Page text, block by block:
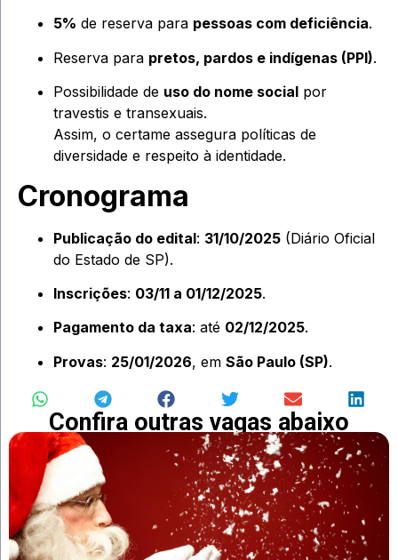
5% de reserva para pessoas com deficiência.
Reserva para pretos, pardos e indígenas (PPI).
Possibilidade de uso do nome social por
travestis e transexuais.
Assim, o certame assegura políticas de
diversidade e respeito à identidade.
Cronograma
Publicação do edital: 31/10/2025 (Diário Oficial
do Estado de SP).
Inscrições: 03/11 a 01/12/2025.
Pagamento da taxa: até 02/12/2025.
Provas: 25/01/2026, em São Paulo (SP).
Confira outras vagas abaixo